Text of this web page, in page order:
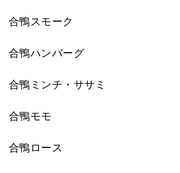
合鴨スモーク
合鴨ハンバーグ
合鴨ミンチ・ササミ
合鴨モモ
合鴨ロース